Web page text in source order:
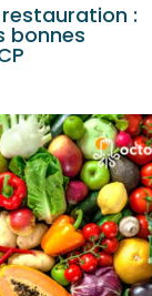
:
bonnes